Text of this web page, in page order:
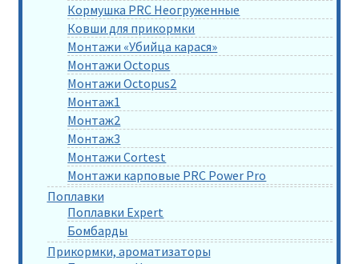
Кормушка PRC Неогруженные
Ковши для прикормки
Монтажи «Убийца карася»
Монтажи Octopus
Монтажи Octopus2
Монтаж1
Монтаж2
Монтаж3
Монтажи Cortest
Монтажи карповые PRC Power Pro
Поплавки
Поплавки Expert
Бомбарды
Прикормки, ароматизаторы